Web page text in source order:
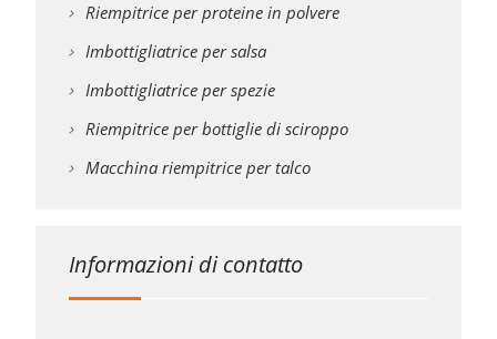
Riempitrice per proteine in polvere
Imbottigliatrice per salsa
Imbottigliatrice per spezie
Riempitrice per bottiglie di sciroppo
Macchina riempitrice per talco
Informazioni di contatto